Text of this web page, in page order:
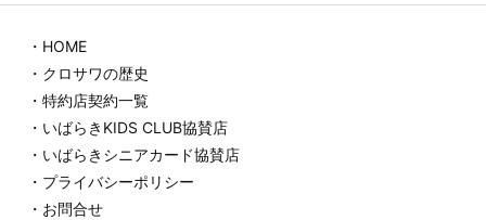
・HOME
・クロサワの歴史
・特約店契約一覧
・いばらきKIDS CLUB協賛店
・いばらきシニアカード協賛店
・プライバシーポリシー
・お問合せ